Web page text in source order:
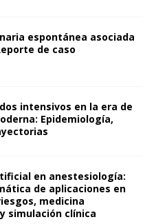
espontánea asociada
de caso
intensivos en la era de
Epidemiología,
en anestesiología:
de aplicaciones en
medicina
simulación clínica